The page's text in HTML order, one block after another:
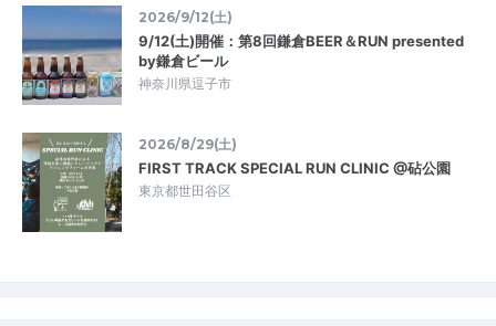
2026/9/12(土)
9/12(土)開催：第8回鎌倉BEER＆RUN presented
by鎌倉ビール
神奈川県逗子市
2026/8/29(土)
FIRST TRACK SPECIAL RUN CLINIC @砧公園
東京都世田谷区